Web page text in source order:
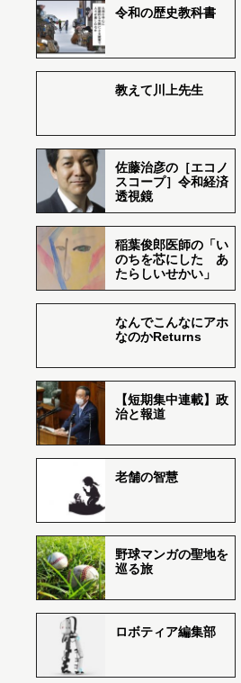
令和の歴史教科書
教えて川上先生
佐藤治彦の［エコノ
スコープ］令和経済
透視鏡
稲葉俊郎医師の「い
のちを芯にした あ
たらしいせかい」
なんでこんなにアホ
なのかReturns
【短期集中連載】政
治と報道
老舗の智慧
野球マンガの聖地を
巡る旅
ロボティア編集部